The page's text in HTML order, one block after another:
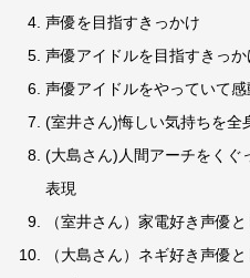
声優を目指すきっかけ
声優アイドルを目指すきっか
声優アイドルをやっていて感
(室井さん)悔しい気持ちを全
(大島さん)人間アーチをくぐ
表現
（室井さん）家電好き声優
（大島さん）ネギ好き声優